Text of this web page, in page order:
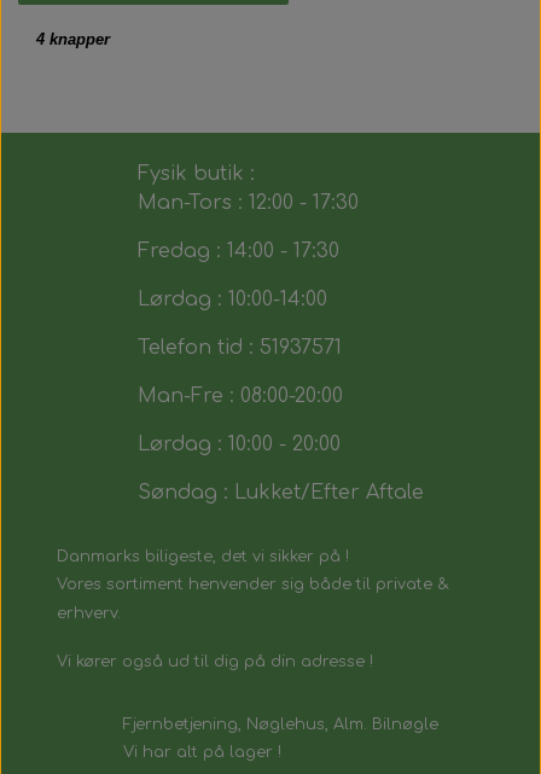
4 knapper
Fysik butik :
Man-Tors : 12:00 - 17:30
Fredag : 14:00 - 17:30
Lørdag : 10:00-14:00
Telefon tid : 51937571
Man-Fre : 08:00-20:00
Lørdag : 10:00 - 20:00
Søndag : Lukket/Efter Aftale
Danmarks biligeste, det vi sikker på !
Vores sortiment henvender sig både til private &
erhverv.
Vi kører også ud til dig på din adresse !
Fjernbetjening, Nøglehus, Alm. Bilnøgle
Vi har alt på lager !